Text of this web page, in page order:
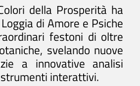
della Prosperità ha
di Amore e Psiche
festoni di oltre
svelando nuove
a innovative analisi
interattivi.